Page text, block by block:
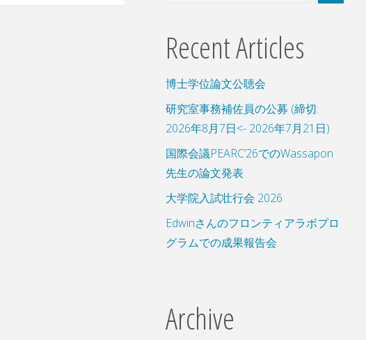
Recent Articles
博士学位論文公聴会
研究室事務補佐員の公募 (締切:
2026年8月7日<- 2026年7月21日)
国際会議PEARC’26でのWassapon
先生の論文発表
大学院入試壮行会 2026
Edwinさんのフロンティアラボプロ
グラムでの成果報告会
Archive